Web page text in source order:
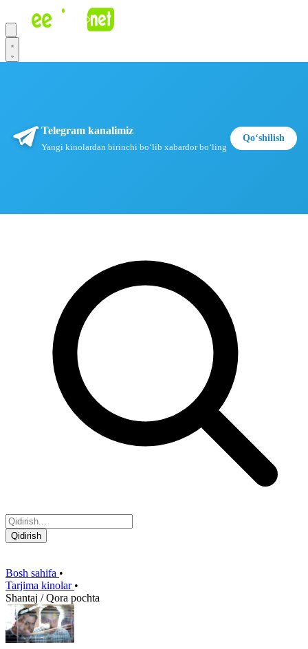
Qidirish
Bosh sahifa •
Tarjima kinolar •
Shantaj / Qora pochta
Telegram kanalimiz
Yangi kinolardan birinchi boʻlib xabardor boʻling
Qoʻshilish